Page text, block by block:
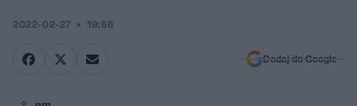
2022-02-27 19:56
Dodaj do Google